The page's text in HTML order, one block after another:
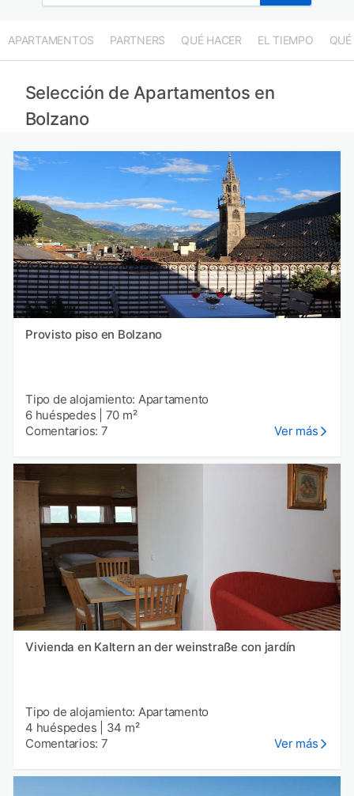
APARTAMENTOS PARTNERS QUÉ HACER EL TIEMPO QUÉ
Selección de Apartamentos en
Bolzano
Provisto piso en Bolzano
Tipo de alojamiento: Apartamento
6 huéspedes
70 m²
Comentarios: 7
Ver más
Vivienda en Kaltern an der weinstraße con jardín
Tipo de alojamiento: Apartamento
4 huéspedes
34 m²
Comentarios: 7
Ver más